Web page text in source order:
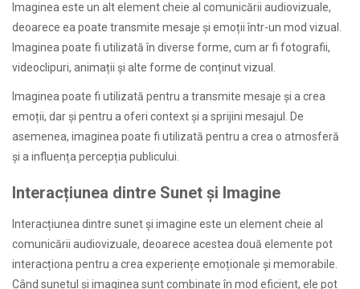
Imaginea este un alt element cheie al comunicării audiovizuale,
deoarece ea poate transmite mesaje și emoții într-un mod vizual.
Imaginea poate fi utilizată în diverse forme, cum ar fi fotografii,
videoclipuri, animații și alte forme de conținut vizual.
Imaginea poate fi utilizată pentru a transmite mesaje și a crea
emoții, dar și pentru a oferi context și a sprijini mesajul. De
asemenea, imaginea poate fi utilizată pentru a crea o atmosferă
și a influența percepția publicului.
Interacțiunea dintre Sunet și Imagine
Interacțiunea dintre sunet și imagine este un element cheie al
comunicării audiovizuale, deoarece acestea două elemente pot
interacționa pentru a crea experiențe emoționale și memorabile.
Când sunetul și imaginea sunt combinate în mod eficient, ele pot